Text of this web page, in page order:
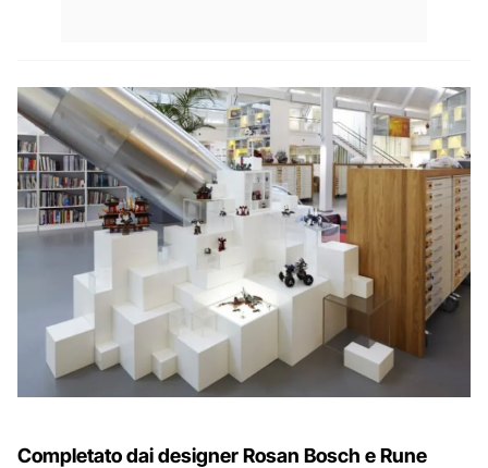
Completato dai designer Rosan Bosch e Rune